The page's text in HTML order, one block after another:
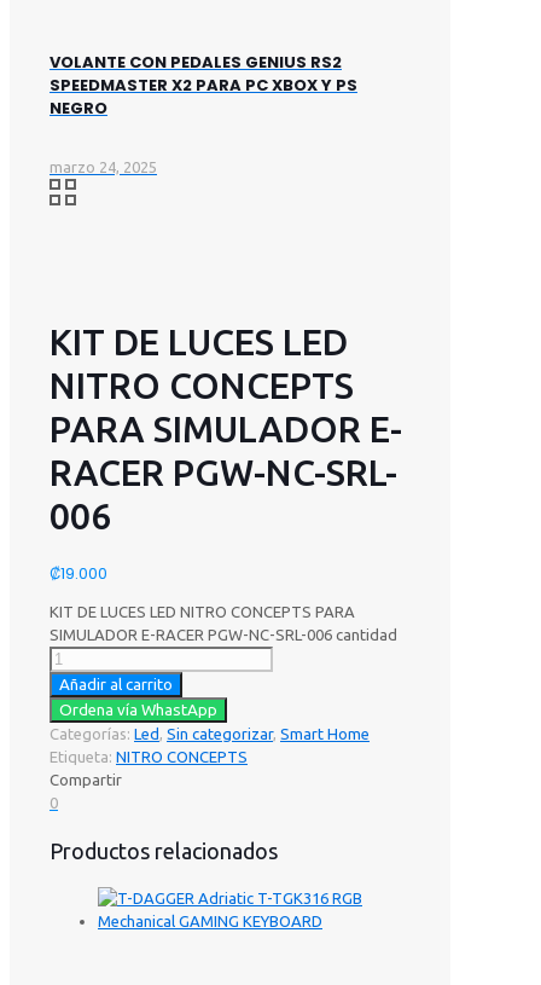
VOLANTE CON PEDALES GENIUS RS2
SPEEDMASTER X2 PARA PC XBOX Y PS
NEGRO
marzo 24, 2025
KIT DE LUCES LED
NITRO CONCEPTS
PARA SIMULADOR E-
RACER PGW-NC-SRL-
006
₡19.000
KIT DE LUCES LED NITRO CONCEPTS PARA
SIMULADOR E-RACER PGW-NC-SRL-006 cantidad
Añadir al carrito
Ordena vía WhastApp
Categorías: Led , Sin categorizar, Smart Home
Etiqueta: NITRO CONCEPTS
Compartir
0
Productos relacionados